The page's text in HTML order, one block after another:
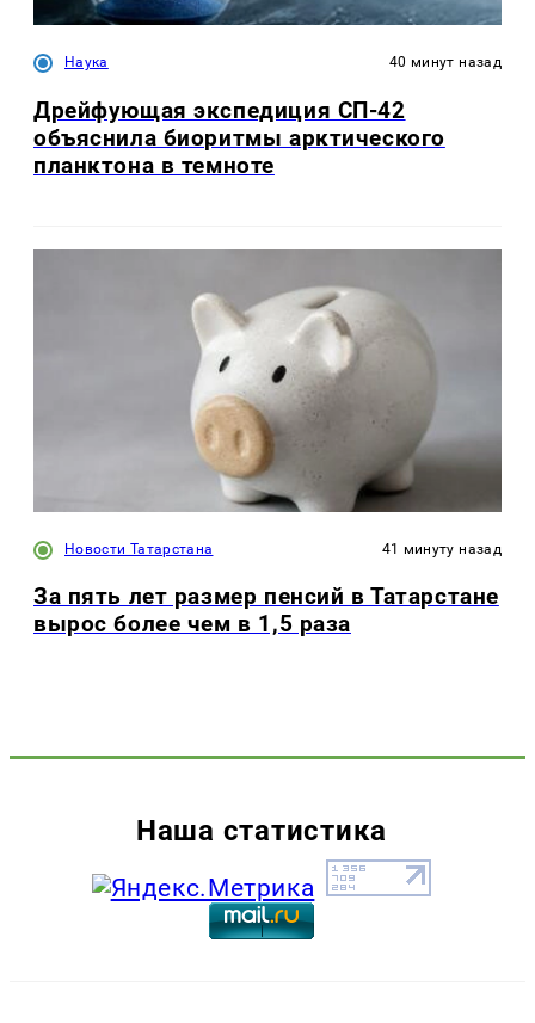
Наука 40 минут назад
Дрейфующая экспедиция СП-42
объяснила биоритмы арктического
планктона в темноте
Новости Татарстана 41 минуту назад
За пять лет размер пенсий в Татарстане
вырос более чем в 1,5 раза
Наша статистика